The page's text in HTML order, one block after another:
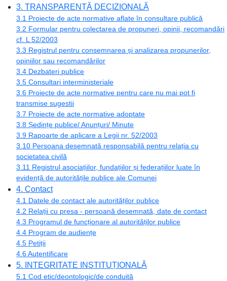
3. TRANSPARENȚĂ DECIZIONALĂ
3.1 Proiecte de acte normative aflate în consultare publică
3.2 Formular pentru colectarea de propuneri, opinii, recomandări
cf. L 52/2003
3.3 Registrul pentru consemnarea și analizarea propunerilor,
opiniilor sau recomandărilor
3.4 Dezbateri publice
3.5 Consultari interministeriale
3.6 Proiecte de acte normative pentru care nu mai pot fi
transmise sugestii
3.7 Proiecte de acte normative adoptate
3.8 Ședințe publice/ Anunțuri/ Minute
3.9 Rapoarte de aplicare a Legii nr. 52/2003
3.10 Persoana desemnată responsabilă pentru relația cu
societatea civilă
3.11 Registrul asociațiilor, fundațiilor și federațiilor luate în
evidență de autoritățile publice ale Comunei
4. Contact
4.1 Datele de contact ale autorităților publice
4.2 Relații cu presa - persoană desemnată, date de contact
4.3 Programul de funcționare al autorităților publice
4.4 Program de audiențe
4.5 Petiții
4.6 Autentificare
5. INTEGRITATE INSTITUȚIONALĂ
5.1 Cod etic/deontologic/de conduită